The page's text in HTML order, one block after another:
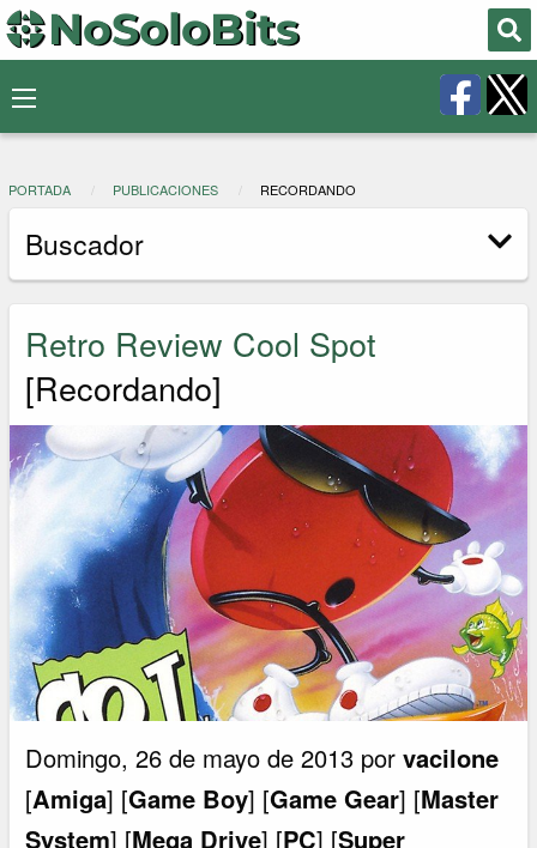
PORTADA PUBLICACIONES RECORDANDO
Buscador
Retro Review Cool Spot
[Recordando]
Domingo, 26 de mayo de 2013 porvacilone
[Amiga] [Game Boy] [Game Gear] [Master
System] [Mega Drive] [PC] [Super